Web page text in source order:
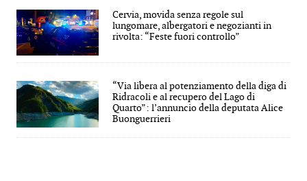
Cervia, movida senza regole sul
lungomare, albergatori e negozianti in
rivolta: “Feste fuori controllo”
“Via libera al potenziamento della diga di
Ridracoli e al recupero del Lago di
Quarto”: l’annuncio della deputata Alice
Buonguerrieri